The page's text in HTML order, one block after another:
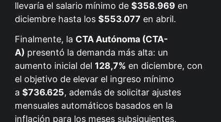
llevaría el salario mínimo de $358.969 en
diciembre hasta los $553.077 en abril.
Finalmente, la CTA Autónoma (CTA-
A) presentó la demanda más alta: un
aumento inicial del 128,7% en diciembre, con
el objetivo de elevar el ingreso mínimo
a $736.625, además de solicitar ajustes
mensuales automáticos basados en la
inflación para los meses subsiguientes.